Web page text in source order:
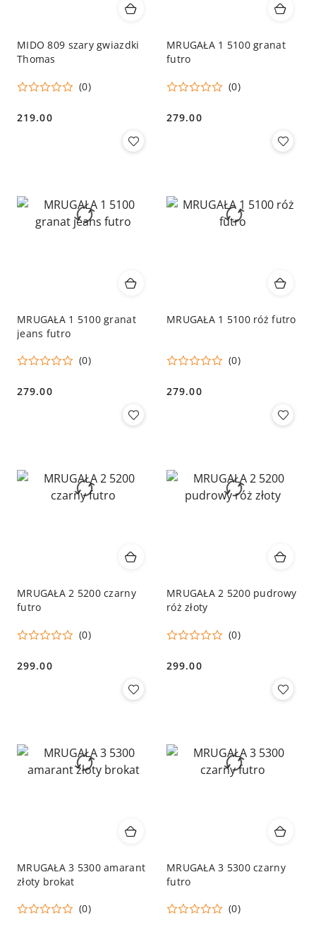
MIDO 809 szary gwiazdki
Thomas
(0)
Cena:
219.00
MRUGAŁA 1 5100 granat
futro
(0)
Cena:
279.00
MRUGAŁA 1 5100 granat
jeans futro
(0)
Cena:
279.00
MRUGAŁA 1 5100 róż futro
(0)
Cena:
279.00
MRUGAŁA 2 5200 czarny
futro
(0)
Cena:
299.00
MRUGAŁA 2 5200 pudrowy
róż złoty
(0)
Cena:
299.00
MRUGAŁA 3 5300 amarant
złoty brokat
(0)
MRUGAŁA 3 5300 czarny
futro
(0)